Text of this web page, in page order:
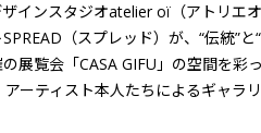
インスタジオatelier oï（アトリエ
（スプレッド）が、“伝統”
覧会「CASA GIFU」の空間を彩
ーティスト本人たちによるギャラ